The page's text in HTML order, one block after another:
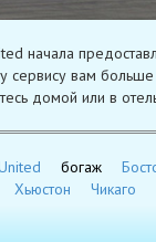
начала
сервису вам
домой или в
богаж
Хьюстон
Чикаго